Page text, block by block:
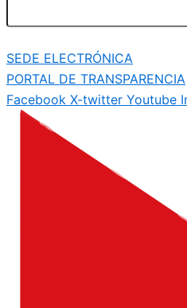
SEDE ELECTRÓNICA
PORTAL DE TRANSPARENCIA
Facebook X-twitter Youtube